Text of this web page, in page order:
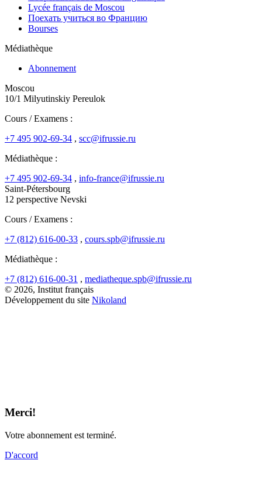
Lycée français de Moscou
Поехать учиться во Францию
Bourses
Médiathèque
Abonnement
Moscou
10/1 Milyutinskiy Pereulok
Cours / Examens :
+7 495 902-69-34 , scc@ifrussie.ru
Médiathèque :
+7 495 902-69-34 , info-france@ifrussie.ru
Saint-Pétersbourg
12 perspective Nevski
Cours / Examens :
+7 (812) 616-00-33 , cours.spb@ifrussie.ru
Médiathèque :
+7 (812) 616-00-31 , mediatheque.spb@ifrussie.ru
© 2026, Institut français
Développement du site Nikoland
Merci!
Votre abonnement est terminé.
D'accord